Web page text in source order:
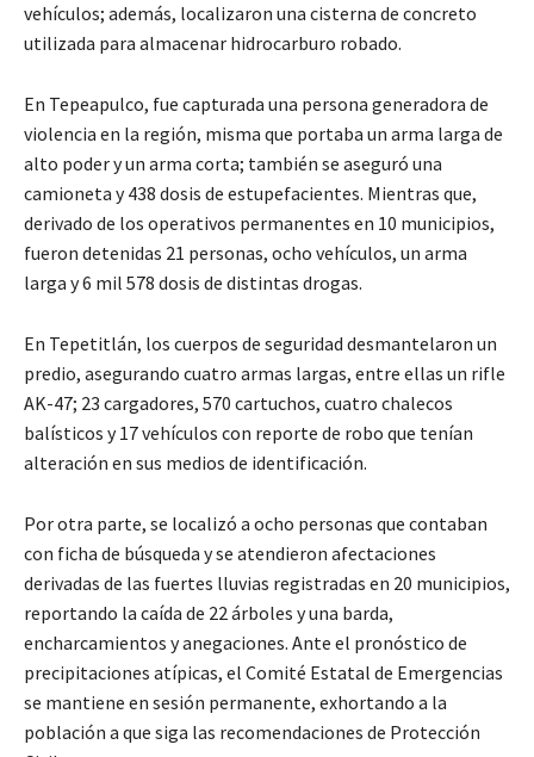
vehículos; además, localizaron una cisterna de concreto
utilizada para almacenar hidrocarburo robado.
En Tepeapulco, fue capturada una persona generadora de
violencia en la región, misma que portaba un arma larga de
alto poder y un arma corta; también se aseguró una
camioneta y 438 dosis de estupefacientes. Mientras que,
derivado de los operativos permanentes en 10 municipios,
fueron detenidas 21 personas, ocho vehículos, un arma
larga y 6 mil 578 dosis de distintas drogas.
En Tepetitlán, los cuerpos de seguridad desmantelaron un
predio, asegurando cuatro armas largas, entre ellas un rifle
AK-47; 23 cargadores, 570 cartuchos, cuatro chalecos
balísticos y 17 vehículos con reporte de robo que tenían
alteración en sus medios de identificación.
Por otra parte, se localizó a ocho personas que contaban
con ficha de búsqueda y se atendieron afectaciones
derivadas de las fuertes lluvias registradas en 20 municipios,
reportando la caída de 22 árboles y una barda,
encharcamientos y anegaciones. Ante el pronóstico de
precipitaciones atípicas, el Comité Estatal de Emergencias
se mantiene en sesión permanente, exhortando a la
población a que siga las recomendaciones de Protección